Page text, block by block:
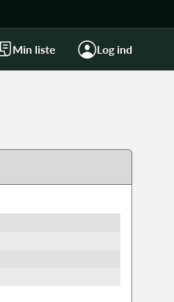
Min liste Log ind